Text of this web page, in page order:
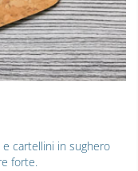
cartellini in sughero
forte.